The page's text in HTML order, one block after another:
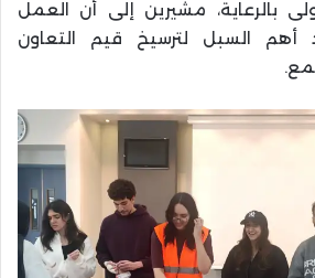
بالرعاية، مشيرين إلى أن العمل
السبل لترسيخ قيم التعاون